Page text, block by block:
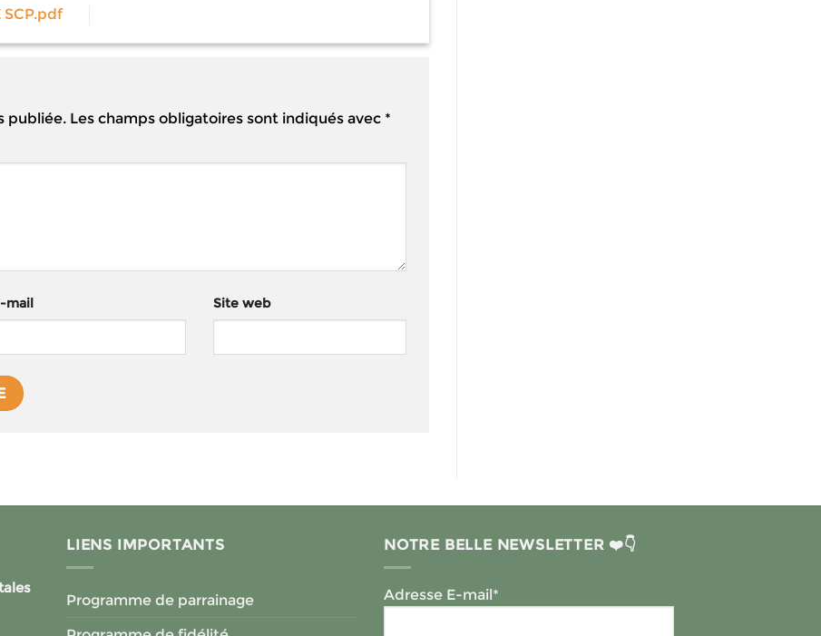
SCP.pdf
publiée. Les champs obligatoires sont indiqués avec *
mail Site web
LIENS IMPORTANTS
Programme de parrainage
NOTRE BELLE NEWSLETTER ❤️👇
Adresse E-mail*